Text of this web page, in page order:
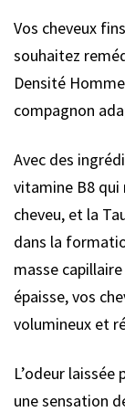
Vos cheveux
souhaitez
Densité
compagnon
Avec des
vitamine B8
cheveu, et la
dans la
masse
épaisse, vos
volumineux et
L’odeur
une sensation